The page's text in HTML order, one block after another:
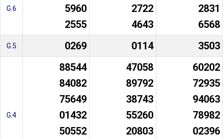
G.6
5960
2555
2722
4643
2831
6568
G.5 0269 0114 3503
G.4
88544
84082
75649
01432
50552
47058
89792
38743
55260
20803
60202
72935
94063
78982
02396